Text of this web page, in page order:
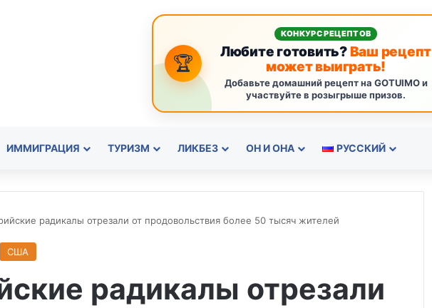
🏆
КОНКУРС РЕЦЕПТОВ
Любите готовить?Ваш рецепт
может выиграть!
Добавьте домашний рецепт на GOTUIMO и
участвуйте в розыгрыше призов.
ИММИГРАЦИЯ ТУРИЗМ ЛИКБЕЗ ОН И ОНА РУССКИЙ
радикалы отрезали от продовольствия более 50 тысяч жителей
США
радикалы отрезали